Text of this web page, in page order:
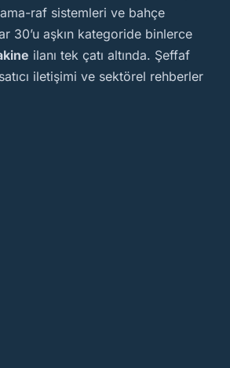
raf sistemleri ve bahçe
30’u aşkın kategoride binlerce
ilanı tek çatı altında. Şeffaf
iletişimi ve sektörel rehberler